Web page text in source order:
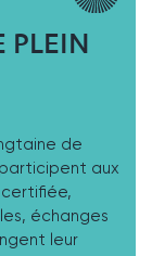
PLEIN
de
aux
échanges
leur